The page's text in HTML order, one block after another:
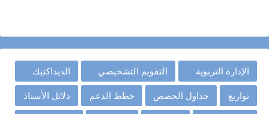
الإدارة التربوية التقويم التشخيصي الديداكتيك
توازيع جداول الحصص خطط الدعم دلائل الأستاذ